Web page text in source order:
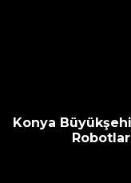
Konya